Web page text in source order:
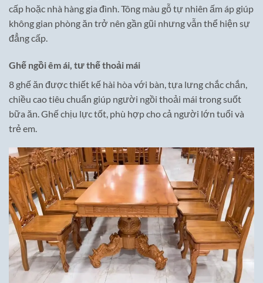
cấp hoặc nhà hàng gia đình. Tông màu gỗ tự nhiên ấm áp giúp
không gian phòng ăn trở nên gần gũi nhưng vẫn thể hiện sự
đẳng cấp.
Ghế ngồi êm ái, tư thế thoải mái
8 ghế ăn được thiết kế hài hòa với bàn, tựa lưng chắc chắn,
chiều cao tiêu chuẩn giúp người ngồi thoải mái trong suốt
bữa ăn. Ghế chịu lực tốt, phù hợp cho cả người lớn tuổi và
trẻ em.